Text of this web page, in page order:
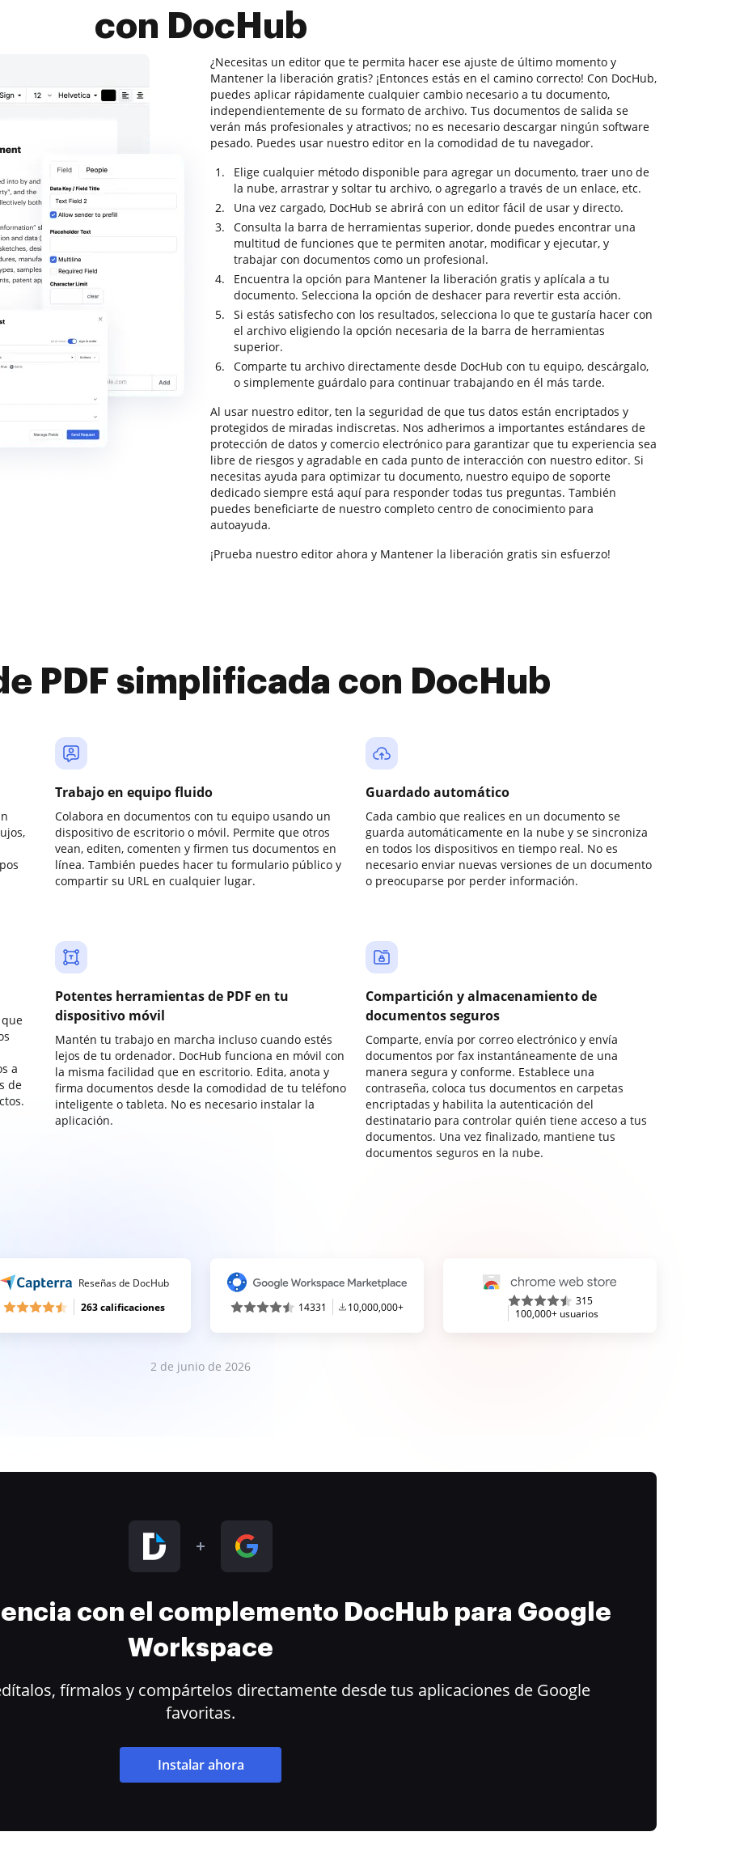
con DocHub
¿Necesitas un editor que te permita hacer ese ajuste de último momento y
Mantener la liberación gratis? ¡Entonces estás en el camino correcto! Con DocHub,
puedes aplicar rápidamente cualquier cambio necesario a tu documento,
independientemente de su formato de archivo. Tus documentos de salida se
verán más profesionales y atractivos; no es necesario descargar ningún software
pesado. Puedes usar nuestro editor en la comodidad de tu navegador.
Elige cualquier método disponible para agregar un documento, traer uno de
la nube, arrastrar y soltar tu archivo, o agregarlo a través de un enlace, etc.
Una vez cargado, DocHub se abrirá con un editor fácil de usar y directo.
Consulta la barra de herramientas superior, donde puedes encontrar una
multitud de funciones que te permiten anotar, modificar y ejecutar, y
trabajar con documentos como un profesional.
Encuentra la opción para Mantener la liberación gratis y aplícala a tu
documento. Selecciona la opción de deshacer para revertir esta acción.
Si estás satisfecho con los resultados, selecciona lo que te gustaría hacer con
el archivo eligiendo la opción necesaria de la barra de herramientas
superior.
Comparte tu archivo directamente desde DocHub con tu equipo, descárgalo,
o simplemente guárdalo para continuar trabajando en él más tarde.
Al usar nuestro editor, ten la seguridad de que tus datos están encriptados y
protegidos de miradas indiscretas. Nos adherimos a importantes estándares de
protección de datos y comercio electrónico para garantizar que tu experiencia sea
libre de riesgos y agradable en cada punto de interacción con nuestro editor. Si
necesitas ayuda para optimizar tu documento, nuestro equipo de soporte
dedicado siempre está aquí para responder todas tus preguntas. También
puedes beneficiarte de nuestro completo centro de conocimiento para
autoayuda.
¡Prueba nuestro editor ahora y Mantener la liberación gratis sin esfuerzo!
PDF simplificada con DocHub
Trabajo en equipo fluido
Colabora en documentos con tu equipo usando un
dispositivo de escritorio o móvil. Permite que otros
vean, editen, comenten y firmen tus documentos en
línea. También puedes hacer tu formulario público y
compartir su URL en cualquier lugar.
Guardado automático
Cada cambio que realices en un documento se
guarda automáticamente en la nube y se sincroniza
en todos los dispositivos en tiempo real. No es
necesario enviar nuevas versiones de un documento
o preocuparse por perder información.
a
de
Potentes herramientas de PDF en tu
dispositivo móvil
Mantén tu trabajo en marcha incluso cuando estés
lejos de tu ordenador. DocHub funciona en móvil con
la misma facilidad que en escritorio. Edita, anota y
firma documentos desde la comodidad de tu teléfono
inteligente o tableta. No es necesario instalar la
aplicación.
Compartición y almacenamiento de
documentos seguros
Comparte, envía por correo electrónico y envía
documentos por fax instantáneamente de una
manera segura y conforme. Establece una
contraseña, coloca tus documentos en carpetas
encriptadas y habilita la autenticación del
destinatario para controlar quién tiene acceso a tus
documentos. Una vez finalizado, mantiene tus
documentos seguros en la nube.
Reseñas de DocHub
263 calificaciones
14331 10,000,000+
315
100,000+ usuarios
2 de junio de 2026
con el complemento DocHub para Google
Workspace
fírmalos y compártelos directamente desde tus aplicaciones de Google
favoritas.
Instalar ahora